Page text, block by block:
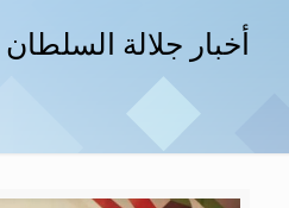
أخبار جلالة السلطان